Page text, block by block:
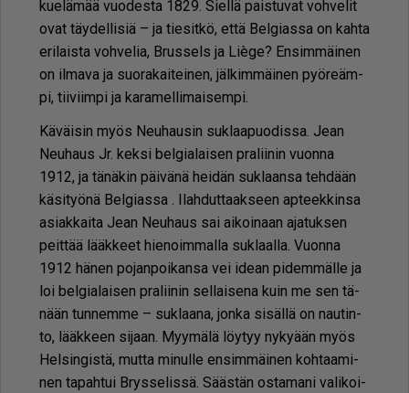
ku­e­lä­mää vuo­des­ta 1829. Siel­lä pais­tu­vat voh­ve­lit
ovat täy­del­li­siä – ja tie­sit­kö, et­tä Bel­gi­as­sa on kah­ta
eri­lais­ta voh­ve­lia, Brus­sels ja Liè­ge? En­sim­mäi­nen
on il­ma­va ja suo­ra­kai­tei­nen, jäl­kim­mäi­nen pyö­re­äm­
pi, tii­viim­pi ja ka­ra­mel­li­mai­sem­pi.
Kä­väi­sin myös Neu­hau­sin suk­laa­puo­dis­sa. Jean
Neu­haus Jr. kek­si bel­gi­a­lai­sen pra­lii­nin vuon­na
1912, ja tä­nä­kin päi­vä­nä hei­dän suk­laan­sa teh­dään
kä­si­työ­nä Bel­gi­as­sa . Ilah­dut­taak­seen ap­teek­kin­sa
asi­ak­kai­ta Jean Neu­haus sai ai­koi­naan aja­tuk­sen
peit­tää lääk­keet hie­noim­mal­la suk­laal­la. Vuon­na
1912 hä­nen po­jan­poi­kan­sa vei ide­an pi­dem­mäl­le ja
loi bel­gi­a­lai­sen pra­lii­nin sel­lai­se­na kuin me sen tä­
nään tun­nem­me – suk­laa­na, jon­ka si­säl­lä on nau­tin­
to, lääk­keen si­jaan. Myy­mä­lä löy­tyy ny­ky­ään myös
Hel­sin­gis­tä, mut­ta mi­nul­le en­sim­mäi­nen koh­taa­mi­
nen ta­pah­tui Brys­se­lis­sä. Sääs­tän os­ta­ma­ni va­li­koi­